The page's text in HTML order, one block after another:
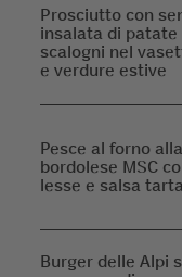
Prosciutto con
insalata di patate
scalogni nel
e verdure estive
Pesce al forno alla
bordolese MSC
lesse e salsa
Burger delle Alpi